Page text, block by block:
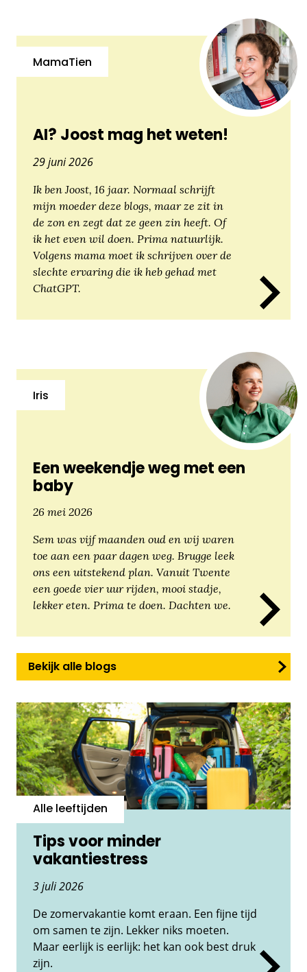
AI? Joost mag het weten!
MamaTien
29 juni 2026
Ik ben Joost, 16 jaar. Normaal schrijft
mijn moeder deze blogs, maar ze zit in
de zon en zegt dat ze geen zin heeft. Of
ik het even wil doen. Prima natuurlijk.
Volgens mama moet ik schrijven over de
slechte ervaring die ik heb gehad met
ChatGPT.
Een weekendje weg met een
baby
Iris
26 mei 2026
Sem was vijf maanden oud en wij waren
toe aan een paar dagen weg. Brugge leek
ons een uitstekend plan. Vanuit Twente
een goede vier uur rijden, mooi stadje,
lekker eten. Prima te doen. Dachten we.
Bekijk alle blogs
Tips voor minder
vakantiestress
Alle leeftijden
3 juli 2026
De zomervakantie komt eraan. Een fijne tijd
om samen te zijn. Lekker niks moeten.
Maar eerlijk is eerlijk: het kan ook best druk
zijn.